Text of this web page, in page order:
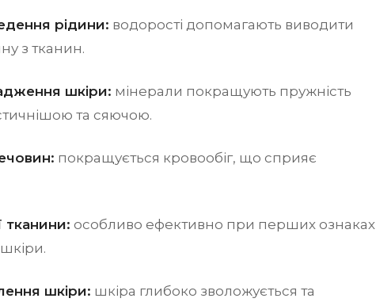
рідини: водорості допомагають виводити
з тканин.
шкіри: мінерали покращують пружність
та сяючою.
покращується кровообіг, що сприяє
тканини: особливо ефективно при перших ознаках
шкіри.
шкіри: шкіра глибоко зволожується та